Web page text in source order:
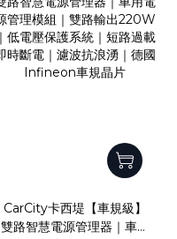
CarCity卡西堤【車規級】
雙路智慧電源管理器｜車用